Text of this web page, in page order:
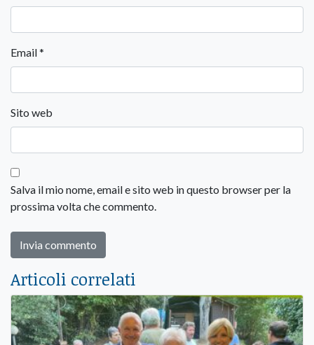
Email*
Sito web
Salva il mio nome, email e sito web in questo browser per la
prossima volta che commento.
Articoli correlati